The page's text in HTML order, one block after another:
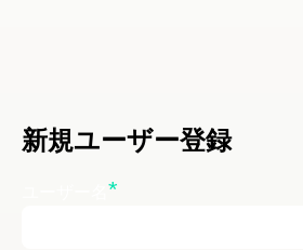
新規ユーザー登録
*